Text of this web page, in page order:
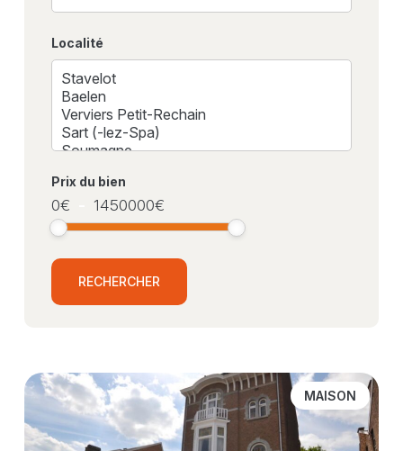
Localité
Prix du bien
0€ 1450000€
MAISON